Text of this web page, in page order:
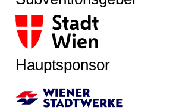
Hauptsponsor